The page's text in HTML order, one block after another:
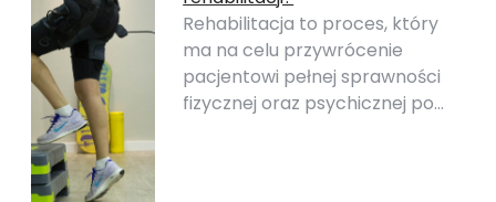
Rehabilitacja to proces, który
ma na celu przywrócenie
pacjentowi pełnej sprawności
fizycznej oraz psychicznej po…